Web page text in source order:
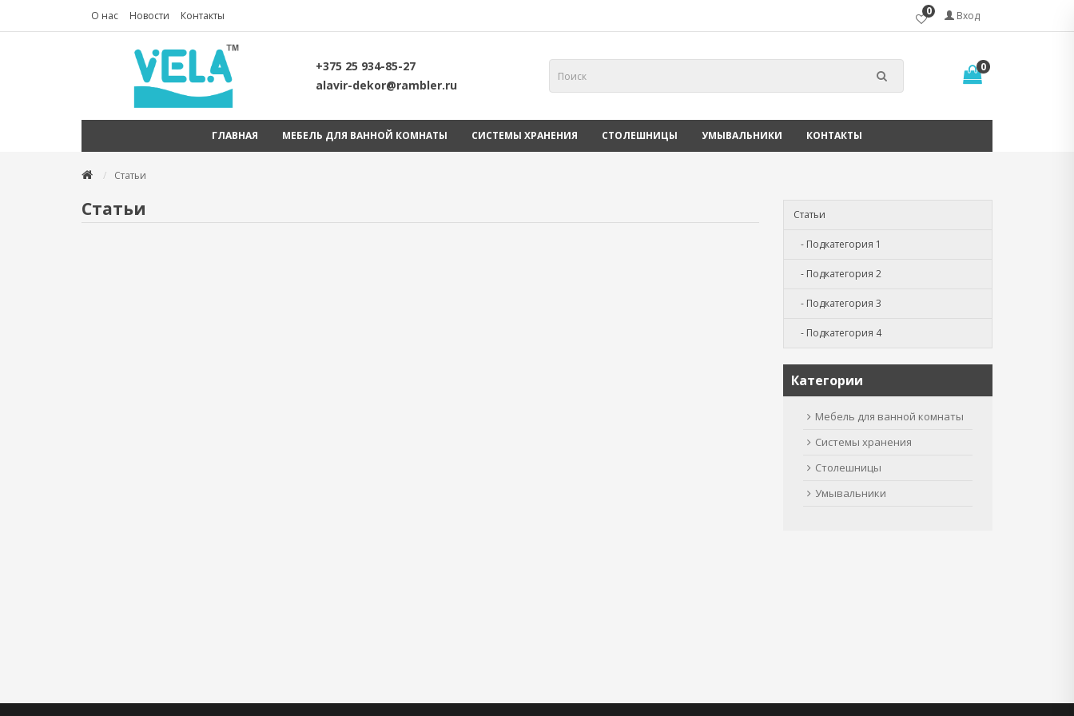
О нас Новости Контакты Вход
0
+375 25 934-85-27
alavir-dekor@rambler.ru
0
ГЛАВНАЯ МЕБЕЛЬ ДЛЯ ВАННОЙ КОМНАТЫ СИСТЕМЫ ХРАНЕНИЯ СТОЛЕШНИЦЫ УМЫВАЛЬНИКИ КОНТАКТЫ
Статьи
Статьи Статьи
- Подкатегория 1
- Подкатегория 2
- Подкатегория 3
- Подкатегория 4
Категории
Мебель для ванной комнаты
Системы хранения
Столешницы
Умывальники